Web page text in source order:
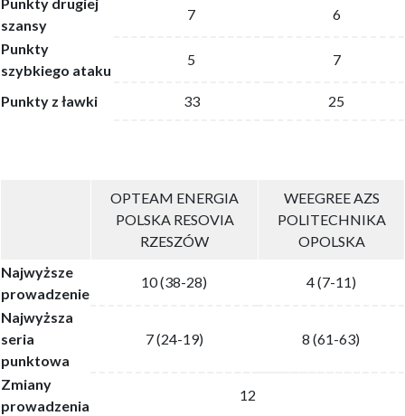
szansy
7
6
Punkty
szybkiego ataku
5 7
Punkty z ławki 33 25
OPTEAM ENERGIA
POLSKA RESOVIA
RZESZÓW
WEEGREE AZS
POLITECHNIKA
OPOLSKA
Najwyższe
prowadzenie
10 (38-28) 4 (7-11)
Najwyższa
seria
punktowa
7 (24-19) 8 (61-63)
Zmiany
prowadzenia
12